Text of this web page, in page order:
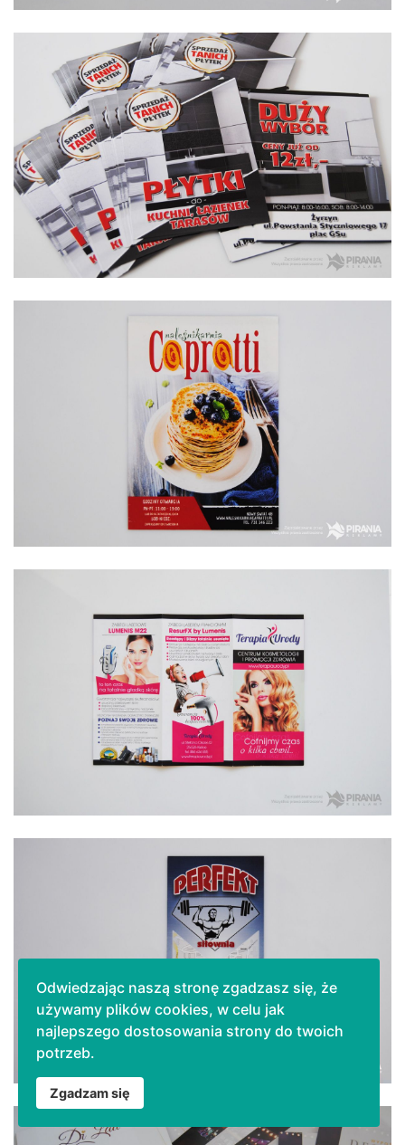
Odwiedzając naszą stronę zgadzasz się, że
używamy plików cookies, w celu jak
najlepszego dostosowania strony do twoich
potrzeb.
Zgadzam się